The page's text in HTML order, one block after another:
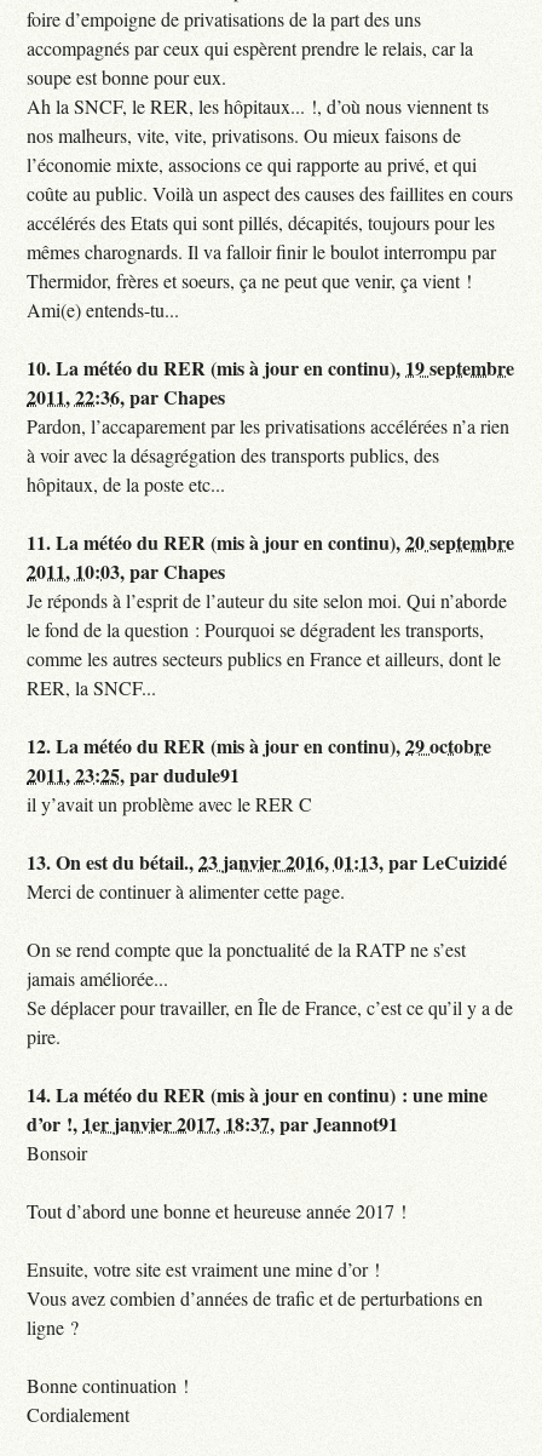
foire d’empoigne de privatisations de la part des uns
accompagnés par ceux qui espèrent prendre le relais, car la
soupe est bonne pour eux.
Ah la SNCF, le RER, les hôpitaux... !, d’où nous viennent ts
nos malheurs, vite, vite, privatisons. Ou mieux faisons de
l’économie mixte, associons ce qui rapporte au privé, et qui
coûte au public. Voilà un aspect des causes des faillites en cours
accélérés des Etats qui sont pillés, décapités, toujours pour les
mêmes charognards. Il va falloir finir le boulot interrompu par
Thermidor, frères et soeurs, ça ne peut que venir, ça vient !
Ami(e) entends-tu...
10.La météo du RER (mis à jour en continu), 19 septembre
2011, 22:36,parChapes
Pardon, l’accaparement par les privatisations accélérées n’a rien
à voir avec la désagrégation des transports publics, des
hôpitaux, de la poste etc...
11.La météo du RER (mis à jour en continu),20 septembre
2011, 10:03,parChapes
Je réponds à l’esprit de l’auteur du site selon moi. Qui n’aborde
le fond de la question : Pourquoi se dégradent les transports,
comme les autres secteurs publics en France et ailleurs, dont le
RER, la SNCF...
12.La météo du RER (mis à jour en continu),29 octobre
2011, 23:25,pardudule91
il y’avait un problème avec le RER C
13.On est du bétail.,23 janvier 2016, 01:13,parLeCuizidé
Merci de continuer à alimenter cette page.
On se rend compte que la ponctualité de la RATP ne s’est
jamais améliorée...
Se déplacer pour travailler, en Île de France, c’est ce qu’il y a de
pire.
14.La météo du RER (mis à jour en continu) : une mine
d’or !, 1er janvier 2017, 18:37,parJeannot91
Bonsoir
Tout d’abord une bonne et heureuse année 2017 !
Ensuite, votre site est vraiment une mine d’or !
Vous avez combien d’années de trafic et de perturbations en
ligne ?
Bonne continuation !
Cordialement